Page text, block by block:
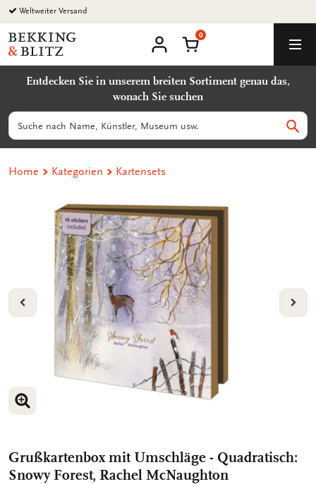
Zurück
zum
Inhalt
Weltweiter Versand
Bekking
&
Uitgevers
Warenkorb
0
Entdecken Sie in unserem breiten Sortiment genau das,
wonach Sie suchen
Suchen
Home Kategorien Kartensets
VORIGE
BILD VERGRÖSSERN
BILD VERGRÖSSERN
Grußkartenbox mit Umschläge - Quadratisch:
Snowy Forest, Rachel McNaughton